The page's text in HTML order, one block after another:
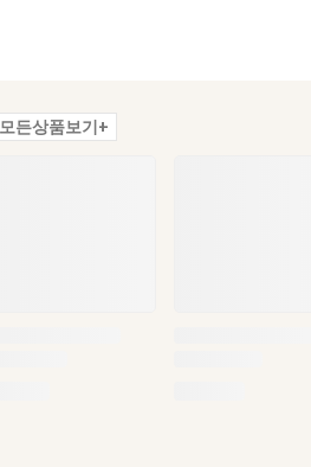
모든상품보기+